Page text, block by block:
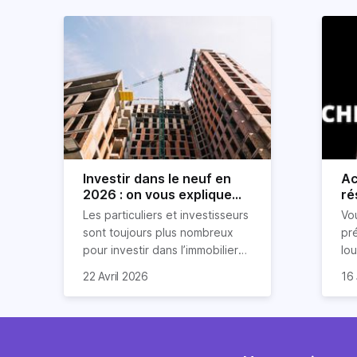
Investir dans le neuf en
2026 : on vous explique
tout !
Les particuliers et investisseurs
sont toujours plus nombreux
pour investir dans l’immobilier
expliquons tout dans cet
22 Avril 2026 16